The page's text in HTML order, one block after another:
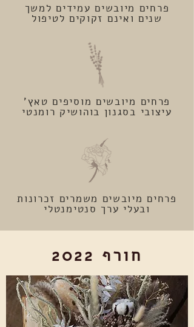
פרחים מיובשים עמידים למשך
שנים ואינם זקוקים לטיפול
פרחים מיובשים מוסיפים טאץ'
עיצובי בסגנון בוהושיק רומנטי
פרחים מיובשים משמרים זכרונות
ובעלי ערך סנטימנטלי
חורף 2022